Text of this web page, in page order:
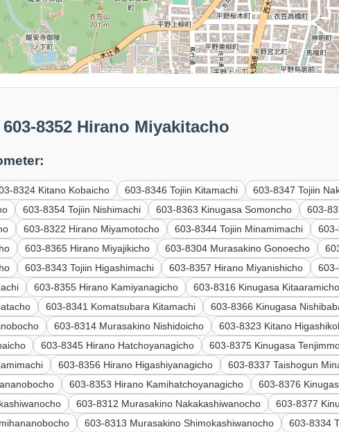
8352 Hirano Miyakitacho
8324 Kitano Kobaicho 603-8346 Tojiin Kitamachi 603-8347 Tojiin
603-8354 Tojiin Nishimachi 603-8363 Kinugasa Somoncho
603-
603-8322 Hirano Miyamotocho 603-8344 Tojiin Minamimachi
603-8365 Hirano Miyajikicho 603-8304 Murasakino Gonoecho
603-8343 Tojiin Higashimachi 603-8357 Hirano Miyanishicho
603-8355 Hirano Kamiyanagicho 603-8316 Kinugasa Kitaaramicho
603-8341 Komatsubara Kitamachi 603-8366 Kinugasa
603-8314 Murasakino Nishidoicho 603-8323 Kitano
603-8345 Hirano Hatchoyanagicho 603-8375 Kinugasa
603-8356 Hirano Higashiyanagicho 603-8337 Taishogun
603-8353 Hirano Kamihatchoyanagicho
603-8376
603-8312 Murasakino Nakakashiwanocho
603-8377
603-8313 Murasakino Shimokashiwanocho
603-8334